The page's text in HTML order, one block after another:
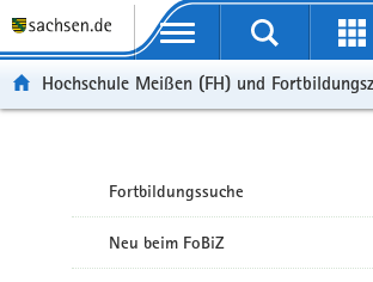
Portalübergreifende Navigation
Hochschule Meißen (FH) und
Fortbildungssuche
Neu beim FoBiZ